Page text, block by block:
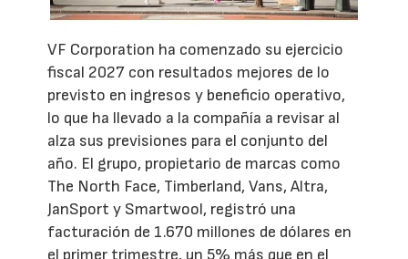
VF Corporation ha comenzado su ejercicio
fiscal 2027 con resultados mejores de lo
previsto en ingresos y beneficio operativo,
lo que ha llevado a la compañía a revisar al
alza sus previsiones para el conjunto del
año. El grupo, propietario de marcas como
The North Face, Timberland, Vans, Altra,
JanSport y Smartwool, registró una
facturación de 1.670 millones de dólares en
el primer trimestre, un 5% más que en el